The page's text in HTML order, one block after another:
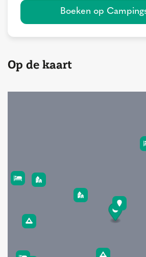
Boeken op
Op de kaart